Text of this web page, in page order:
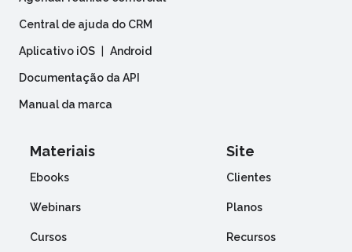
Central de ajuda do CRM
Aplicativo iOS Android
Documentação da API
Manual da marca
Materiais
Ebooks
Webinars
Cursos
Site
Clientes
Planos
Recursos